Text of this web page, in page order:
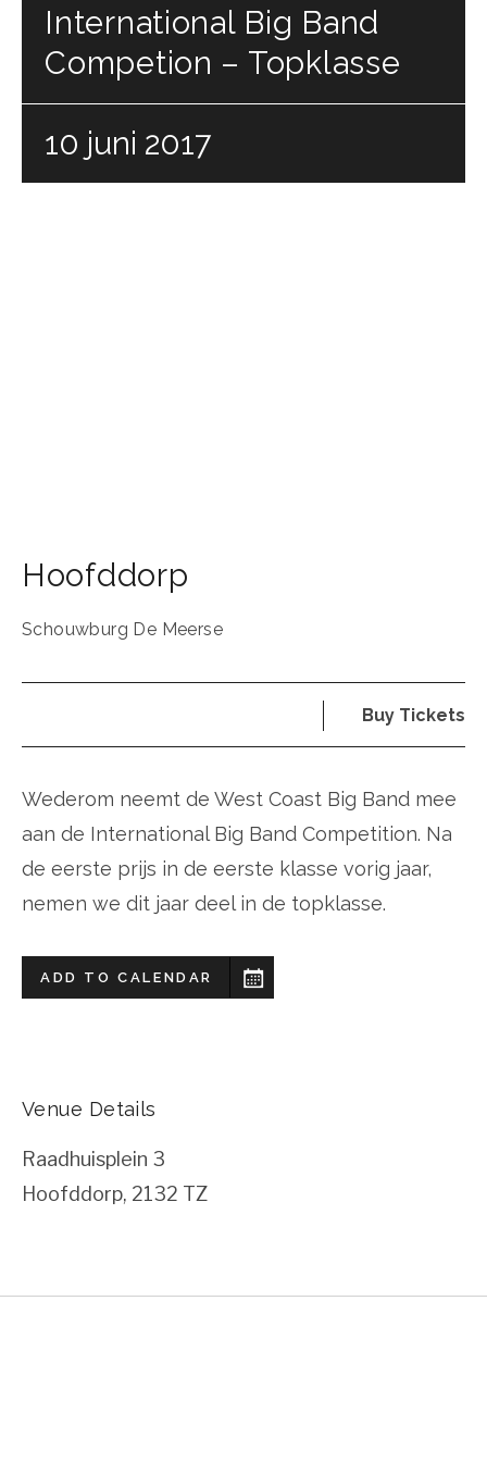
International Big Band
Competion – Topklasse
10 juni 2017
Hoofddorp
Schouwburg De Meerse
Buy Tickets
Wederom neemt de West Coast Big Band mee
aan de International Big Band Competition. Na
de eerste prijs in de eerste klasse vorig jaar,
nemen we dit jaar deel in de topklasse.
ADD TO CALENDAR
Venue Details
Raadhuisplein 3
Hoofddorp, 2132 TZ